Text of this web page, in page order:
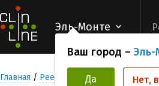
Эль-Монте
Ваш город –
Да Нет,
Главная Реестр Клинических